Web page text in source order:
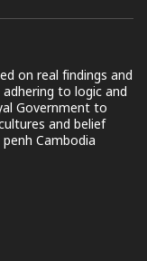
on real findings and
to logic and
Government to
and belief
Cambodia